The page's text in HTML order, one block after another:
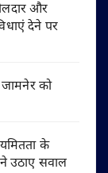
और
देने पर
को
के
उठाए सवाल